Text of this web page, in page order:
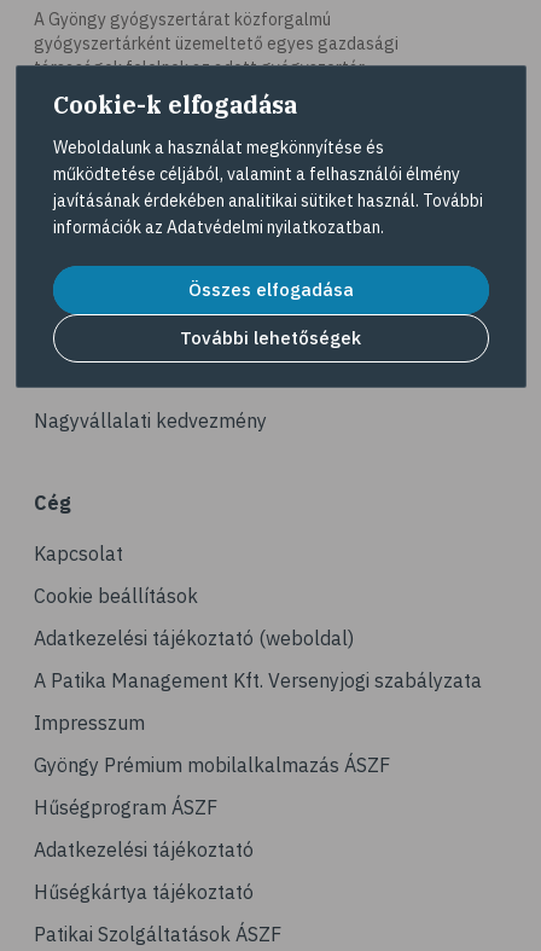
# hal
# egészséges táplálkozás
# omega-3
# A-vitamin
# ásványi anyagok
# ízületi fájdalom
# ízületek
# csontok
# porckopás
# csonttörés
# mozgásszervi problémák
# köszvény
# ínhüvelygyulladás
# tél
# vérnyomásmérés
# kardiológia
# kardiovaszkuláris betegségek
# szív- és érrendszer
A Gyöngy gyógyszertárat közforgalmú
gyógyszertárként üzemeltető egyes gazdasági
társaságok felelnek az adott gyógyszertár
működésért. A Gyöngy gyógyszertárak listáját és
elérhetőségeit a Gyógyszertár kereső
tekintheti meg.
Navigáció
Dermokozmetikumok
Gyöngy Patika Magazin
Nagyvállalati kedvezmény
Cég
Kapcsolat
Cookie beállítások
Adatkezelési tájékoztató (weboldal)
A Patika Management Kft. Versenyjogi szabályzata
Impresszum
Gyöngy Prémium mobilalkalmazás ÁSZF
Hűségprogram ÁSZF
Adatkezelési tájékoztató
Hűségkártya tájékoztató
Patikai Szolgáltatások ÁSZF
Cookie-k elfogadása
Weboldalunk a használat megkönnyítése és
működtetése céljából, valamint a felhasználói élmény
javításának érdekében analitikai sütiket használ. További
információk az Adatvédelmi nyilatkozatban.
Összes elfogadása
További lehetőségek